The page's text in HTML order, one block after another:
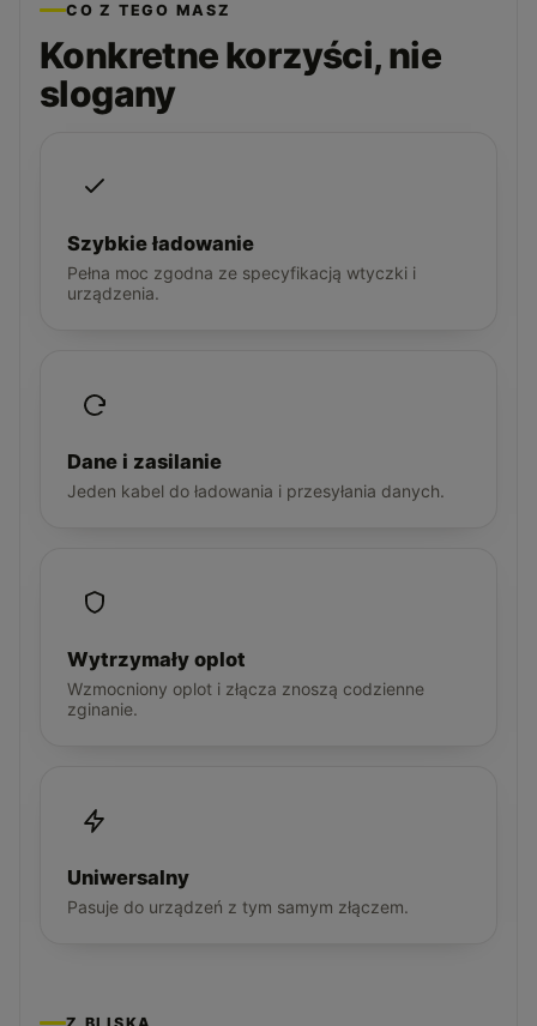
CO Z TEGO MASZ
Konkretne korzyści, nie
slogany
Szybkie ładowanie
Pełna moc zgodna ze specyfikacją wtyczki i
urządzenia.
Dane i zasilanie
Jeden kabel do ładowania i przesyłania danych.
Wytrzymały oplot
Wzmocniony oplot i złącza znoszą codzienne
zginanie.
Uniwersalny
Pasuje do urządzeń z tym samym złączem.